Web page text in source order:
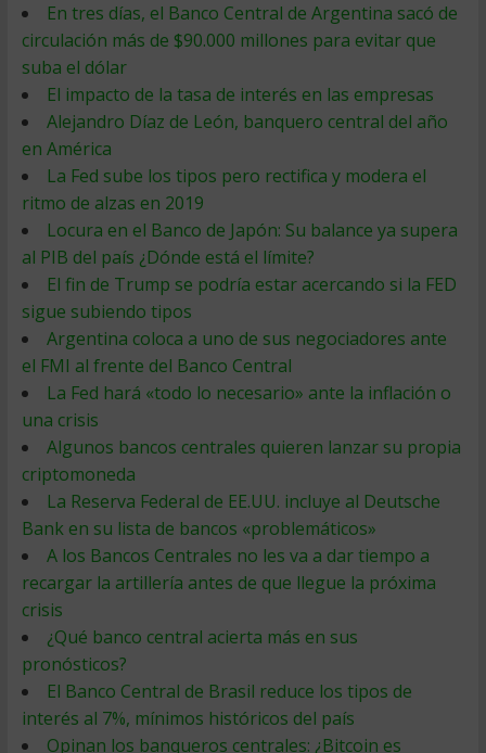
En tres días, el Banco Central de Argentina sacó de
circulación más de $90.000 millones para evitar que
suba el dólar
El impacto de la tasa de interés en las empresas
Alejandro Díaz de León, banquero central del año
en América
La Fed sube los tipos pero rectifica y modera el
ritmo de alzas en 2019
Locura en el Banco de Japón: Su balance ya supera
al PIB del país ¿Dónde está el límite?
El fin de Trump se podría estar acercando si la FED
sigue subiendo tipos
Argentina coloca a uno de sus negociadores ante
el FMI al frente del Banco Central
La Fed hará «todo lo necesario» ante la inflación o
una crisis
Algunos bancos centrales quieren lanzar su propia
criptomoneda
La Reserva Federal de EE.UU. incluye al Deutsche
Bank en su lista de bancos «problemáticos»
A los Bancos Centrales no les va a dar tiempo a
recargar la artillería antes de que llegue la próxima
crisis
¿Qué banco central acierta más en sus
pronósticos?
El Banco Central de Brasil reduce los tipos de
interés al 7%, mínimos históricos del país
Opinan los banqueros centrales: ¿Bitcoin es